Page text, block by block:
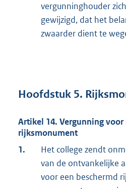
vergunninghouder
gewijzigd, dat het
zwaarder dient te
Hoofdstuk 5.
Artikel 14. Vergunning voor
rijksmonument
1.
Het college zendt
van de ontvankelijke
voor een beschermd